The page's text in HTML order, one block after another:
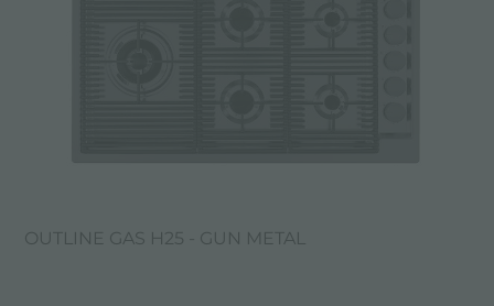
OUTLINE GAS H25 - GUN METAL